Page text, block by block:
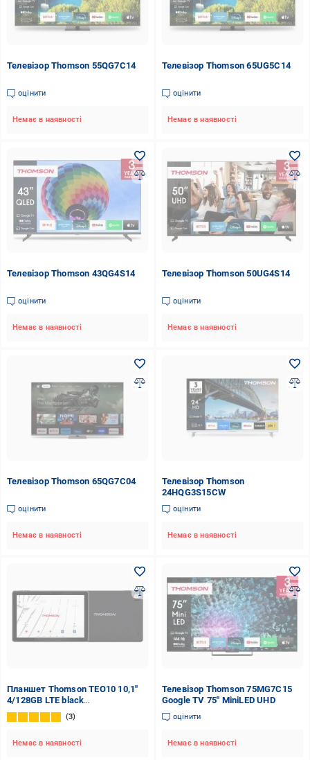
Телевізор Thomson 55QG7C14
оцінити
Немає в наявності
Телевізор Thomson 65UG5C14
оцінити
Немає в наявності
Телевізор Thomson 43QG4S14
оцінити
Немає в наявності
Телевізор Thomson 50UG4S14
оцінити
Немає в наявності
Телевізор Thomson 65QG7C04
оцінити
Немає в наявності
Телевізор Thomson
24HQG3S15CW
оцінити
Немає в наявності
Планшет Thomson TEO10 10,1"
4/128GB LTE black
(TEO10M4BK128LTE)
3
Немає в наявності
Телевізор Thomson 75MG7C15
Google TV 75" MiniLED UHD
оцінити
Немає в наявності